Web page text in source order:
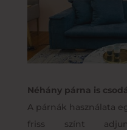
Néhány párna is
A párnák használata
friss színt